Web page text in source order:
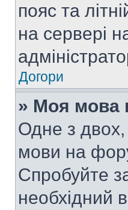
пояс та
на сервері
Догори
» Моя мова
Одне з двох,
мови на
Спробуйте
необхідний